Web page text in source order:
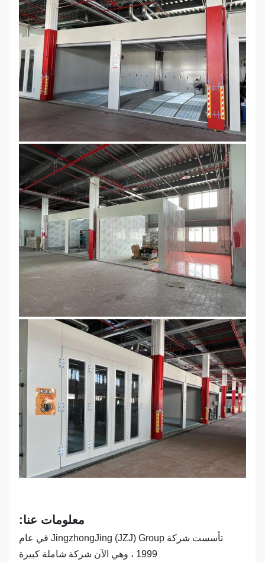
معلومات عنا:
تأسست شركة JingzhongJing (JZJ) Group في عام
1999 ، وهي الآن شركة شاملة كبيرة